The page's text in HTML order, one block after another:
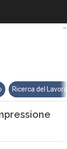
prima
Ricerca del